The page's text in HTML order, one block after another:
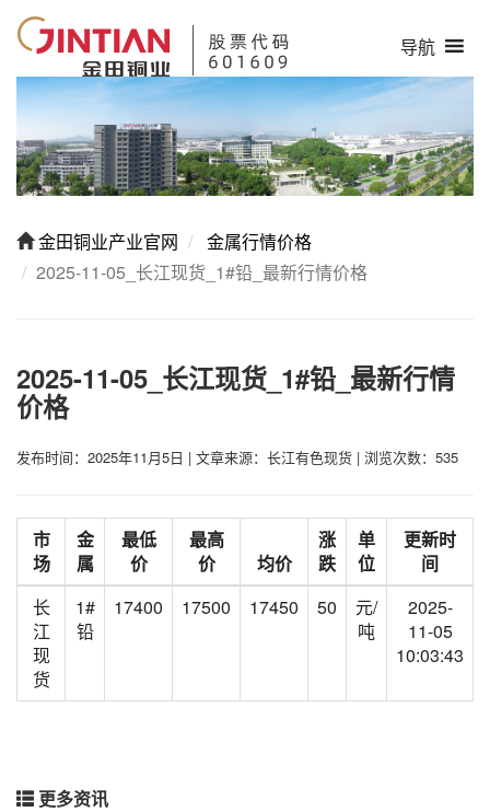
导航
金田铜业产业官网
金属行情价格
2025-11-05_长江现货_1#铅_最新行情价格
2025-11-05_长江现货_1#铅_最新行情
价格
发布时间：2025年11月5日 | 文章来源：长江有色现货 | 浏览次数：535
市
场
金
属
最低
价
最高
价
均价
涨
跌
单
位
更新时
间
长
江
现
货
1#
铅
17400 17500 17450 50
元/
吨
2025-
11-05
10:03:43
更多资讯